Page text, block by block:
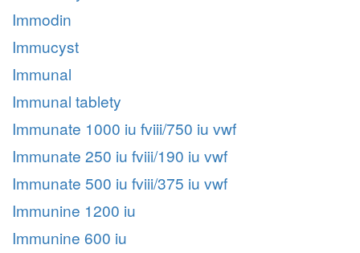
Immodin
Immucyst
Immunal
Immunal tablety
Immunate 1000 iu fviii/750 iu vwf
Immunate 250 iu fviii/190 iu vwf
Immunate 500 iu fviii/375 iu vwf
Immunine 1200 iu
Immunine 600 iu